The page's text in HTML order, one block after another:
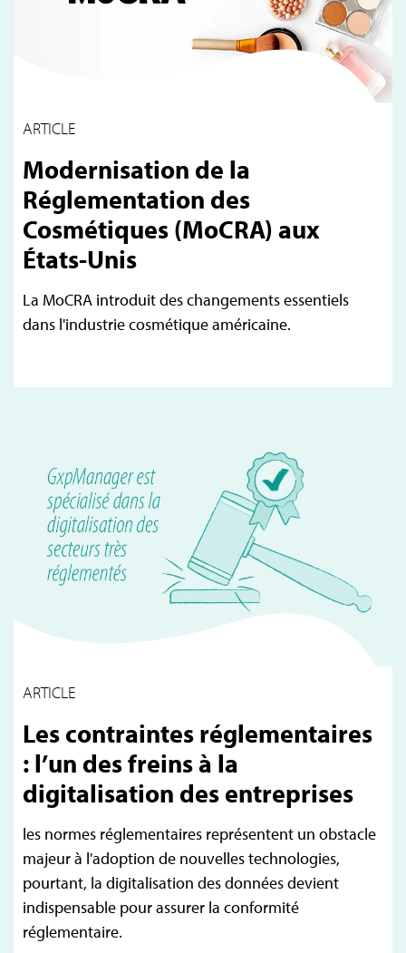
ARTICLE
Modernisation de la
Réglementation des
Cosmétiques (MoCRA) aux
États-Unis
La MoCRA introduit des changements essentiels
dans l'industrie cosmétique américaine.
ARTICLE
Les contraintes réglementaires
: l’un des freins à la
digitalisation des entreprises
les normes réglementaires représentent un obstacle
majeur à l'adoption de nouvelles technologies,
pourtant, la digitalisation des données devient
indispensable pour assurer la conformité
réglementaire.